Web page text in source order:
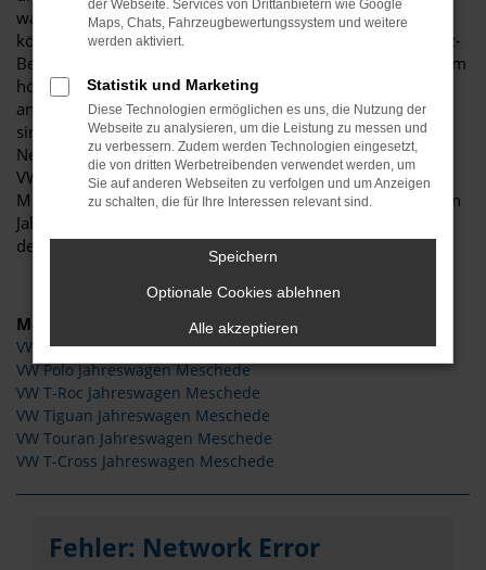
warum Sie für Meschede kaum eine bessere Wahl treffen
können? Das hat in erster Linie mit dem Wertverlust im Kfz-
Bereich zu tun, der unmittelbar nach den Neuwagenkauf am
höchsten ist. Wer sich eine Wertentwicklungskurve
anschaut, stellt fest, dass VW Jahreswagen zwar fast neu
sind, jedoch nur noch einen Bruchteil eines
Neuwagenpreises kosten. Bedingung für das Anbieten als
VW Jahreswagen ist das Datum der ersten Zulassung für
Meschede oder einen anderen Ort. Dieses darf maximal ein
Jahr zurückliegen, sodass Sie meist in ein Modell aus der
derzeitigen Modellgeneration steigen.
Modelle
VW Caddy Jahreswagen Meschede
VW Polo Jahreswagen Meschede
VW T-Roc Jahreswagen Meschede
VW Tiguan Jahreswagen Meschede
VW Touran Jahreswagen Meschede
VW T-Cross Jahreswagen Meschede
Fehler: Network Error
der Webseite. Services von Drittanbietern wie Google
Maps, Chats, Fahrzeugbewertungssystem und weitere
werden aktiviert.
Statistik und Marketing
Diese Technologien ermöglichen es uns, die Nutzung der
Webseite zu analysieren, um die Leistung zu messen und
zu verbessern. Zudem werden Technologien eingesetzt,
die von dritten Werbetreibenden verwendet werden, um
Sie auf anderen Webseiten zu verfolgen und um Anzeigen
zu schalten, die für Ihre Interessen relevant sind.
Speichern
Optionale Cookies ablehnen
Alle akzeptieren